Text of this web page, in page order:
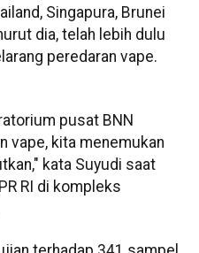
Singapura, Brunei
dia, telah lebih dulu
peredaran vape.
pusat BNN
vape, kita menemukan
kata Suyudi saat
RI di kompleks